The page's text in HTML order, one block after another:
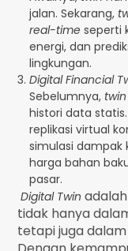
jalan. Sekarang,
real-time seperti
energi, dan
lingkungan.
Digital Financial
Sebelumnya, twin
histori data
replikasi virtual
simulasi dampak
harga bahan
pasar.
Digital Twin
tidak hanya
tetapi juga